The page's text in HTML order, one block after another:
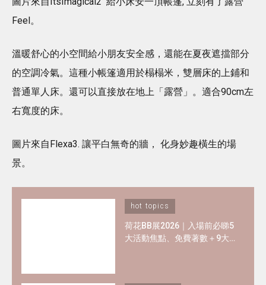
Feel。
溫暖舒心的小空間給小朋友安全感，還能在夏夜遮擋部分
的空調冷氣。這種小帳篷適用於榻榻米，雙層床的上鋪和
普通單人床。還可以直接放在地上「露營」。適合90cm左
右寬度的床。
圖片來自Flexa3. 讓平白無奇的牆， 化身妙趣橫生的場
景。
hot topics
荷花BB展2026｜入場前必睇5
大活動焦點、免費著數＋9大